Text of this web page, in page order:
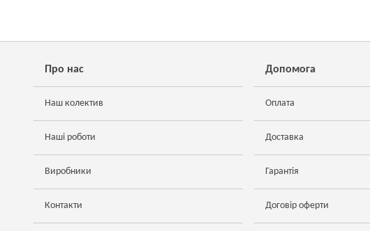
Про нас
Наш колектив
Наші роботи
Виробники
Контакти
Допомога
Оплата
Доставка
Гарантія
Договір оферти